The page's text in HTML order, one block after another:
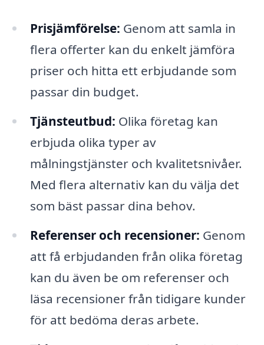
Prisjämförelse: Genom att samla in
flera offerter kan du enkelt jämföra
priser och hitta ett erbjudande som
passar din budget.
Tjänsteutbud: Olika företag kan
erbjuda olika typer av
målningstjänster och kvalitetsnivåer.
Med flera alternativ kan du välja det
som bäst passar dina behov.
Referenser och recensioner: Genom
att få erbjudanden från olika företag
kan du även be om referenser och
läsa recensioner från tidigare kunder
för att bedöma deras arbete.